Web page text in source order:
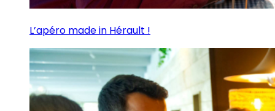
L’apéro made in Hérault !